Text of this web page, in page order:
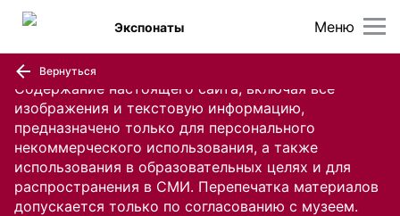
Содержание настоящего сайта, включая все
изображения и текстовую информацию,
предназначено только для персонального
некоммерческого использования, а также
использования в образовательных целях и для
распространения в СМИ. Перепечатка материалов
допускается только по согласованию с музеем.
Меню
Экспонаты
Вернуться